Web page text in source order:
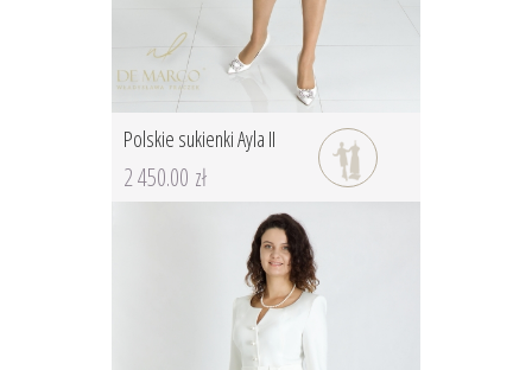
Polskie sukienki Ayla II
2 450.00 zł